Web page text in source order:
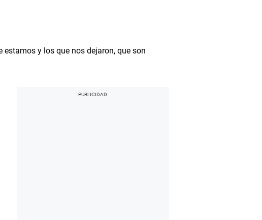
y los que nos dejaron, que son